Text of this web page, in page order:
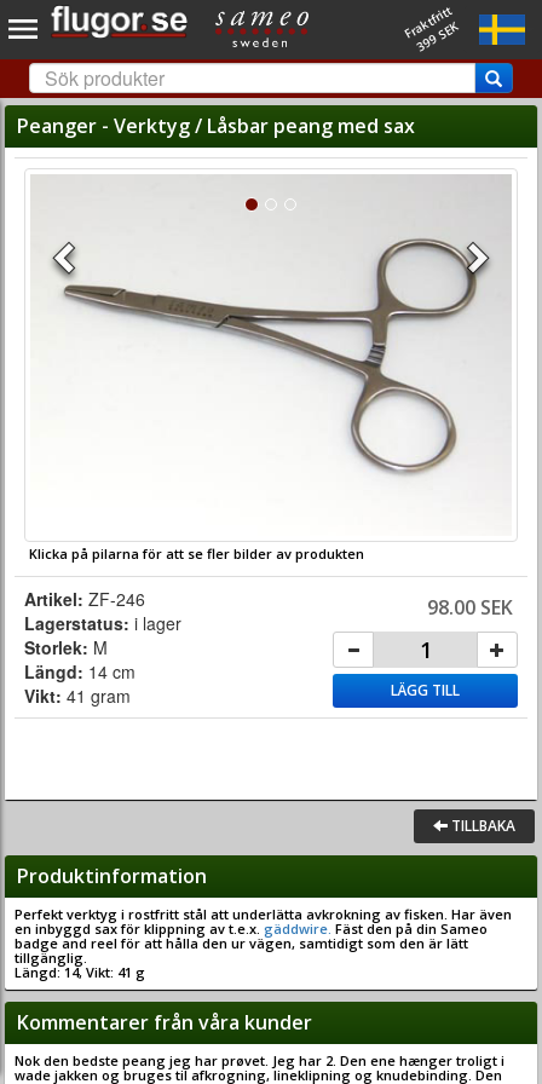
Fraktfritt
399 SEK
Peanger - Verktyg / Låsbar peang med sax
Klicka på pilarna för att se fler bilder av produkten
Artikel: ZF-246
Lagerstatus: i lager
Storlek: M
Längd: 14 cm
Vikt: 41 gram
98.00 SEK
LÄGG TILL
TILLBAKA
Produktinformation
Perfekt verktyg i rostfritt stål att underlätta avkrokning av fisken. Har även
en inbyggd sax för klippning av t.e.x. gäddwire. Fäst den på din Sameo
badge and reel för att hålla den ur vägen, samtidigt som den är lätt
tillgänglig.
Längd: 14, Vikt: 41 g
Kommentarer från våra kunder
Nok den bedste peang jeg har prøvet. Jeg har 2. Den ene hænger troligt i
wade jakken og bruges til afkrogning, lineklipning og knudebinding. Den